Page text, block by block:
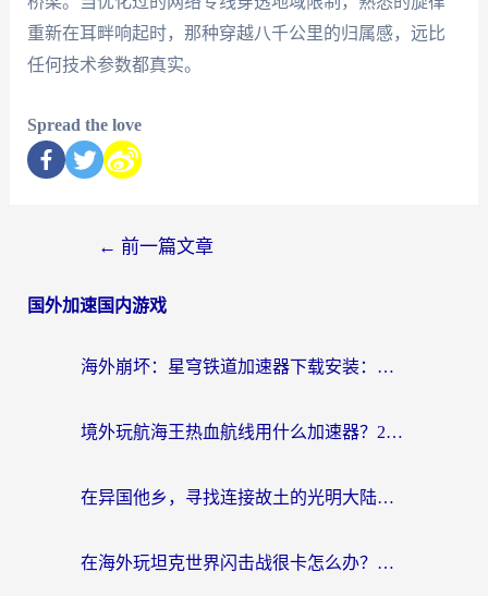
重新在耳畔响起时，那种穿越八千公里的归属感，远比
任何技术参数都真实。
Spread the love
← 前一篇文章
国外加速国内游戏
海外崩坏：星穹铁道加速器下载安装：一份给游子的终极网络指南
境外玩航海王热血航线用什么加速器？2026海外玩家实测最优方案（附欧洲问道堡垒前线加速技巧）
在异国他乡，寻找连接故土的光明大陆免费加速器
在海外玩坦克世界闪击战很卡怎么办？老玩家亲测有效的加速器选择指南